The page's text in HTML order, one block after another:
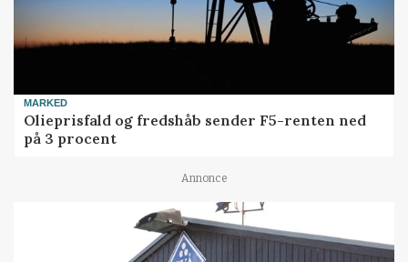
MARKED
Olieprisfald og fredshåb sender F5-renten ned
på 3 procent
Annonce